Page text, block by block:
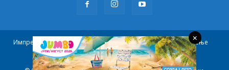
Импресум Маркетинг Претплата
Правила на користење
Контакт
×